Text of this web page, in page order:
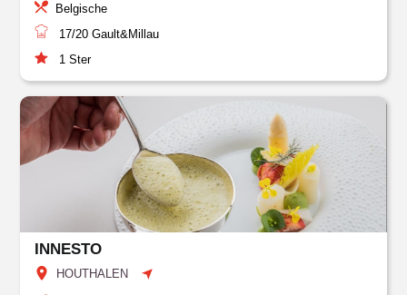
Belgische
17/20 Gault&Millau
1 Ster
INNESTO
HOUTHALEN